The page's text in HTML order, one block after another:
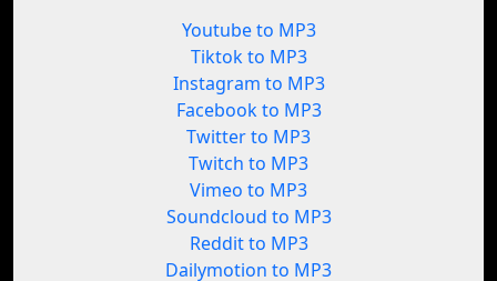
Youtube to MP3
Tiktok to MP3
Instagram to MP3
Facebook to MP3
Twitter to MP3
Twitch to MP3
Vimeo to MP3
Soundcloud to MP3
Reddit to MP3
Dailymotion to MP3